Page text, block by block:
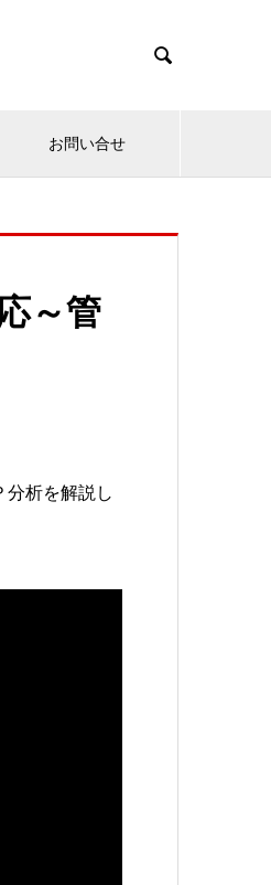

お問い合せ
～管
分析を解説し